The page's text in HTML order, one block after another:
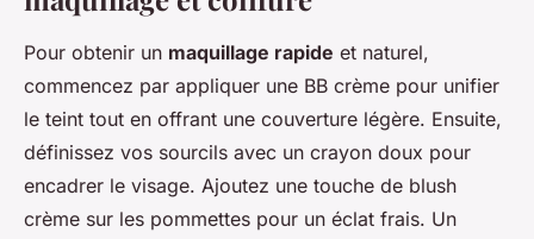
Pour obtenir un maquillage rapide et naturel,
commencez par appliquer une BB crème pour unifier
le teint tout en offrant une couverture légère. Ensuite,
définissez vos sourcils avec un crayon doux pour
encadrer le visage. Ajoutez une touche de blush
crème sur les pommettes pour un éclat frais. Un